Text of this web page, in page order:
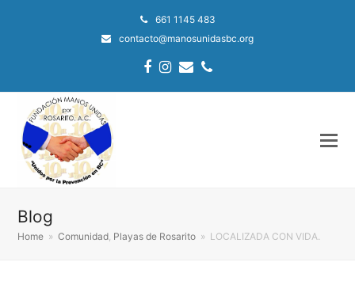
661 1145 483
contacto@manosunidasbc.org
Facebook
Instagram
EmailPhone
Blog
Home » Comunidad, Playas de Rosarito » LOCALIZADA CON VIDA.